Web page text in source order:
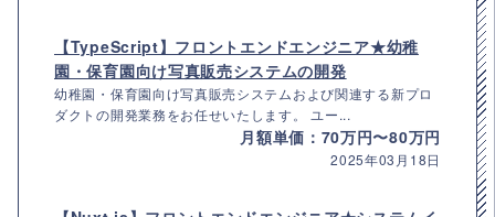
【TypeScript】フロントエンドエンジニア★幼稚
園・保育園向け写真販売システムの開発
幼稚園・保育園向け写真販売システムおよび関連する新プロ
ダクトの開発業務をお任せいたします。 ユー...
月額単価：70万円〜80万円
2025年03月18日